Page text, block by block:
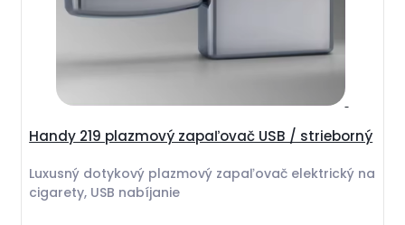
Handy 219 plazmový zapaľovač USB / strieborný
Luxusný dotykový plazmový zapaľovač elektrický na
cigarety, USB nabíjanie